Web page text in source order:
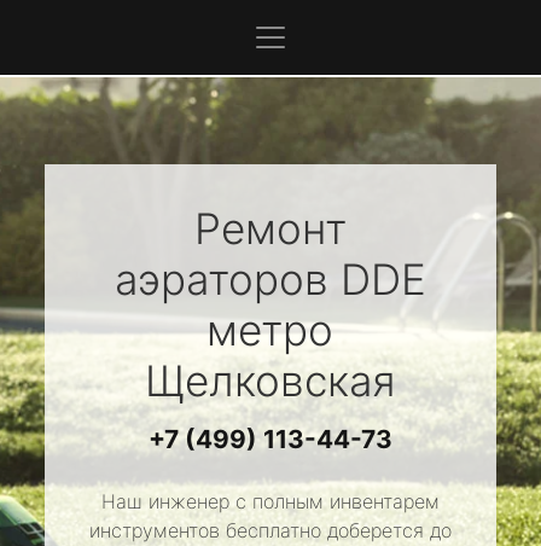
Ремонт
аэраторов DDE
метро
Щелковская
+7 (499) 113-44-73
Наш инженер с полным инвентарем
инструментов бесплатно доберется до